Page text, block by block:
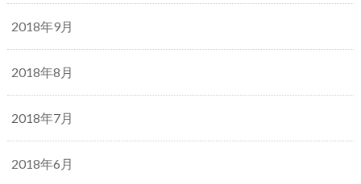
2018年9月
2018年8月
2018年7月
2018年6月